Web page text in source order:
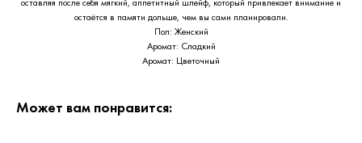
оставляя после себя мягкий, аппетитный шлейф, который привлекает внимание и
остаётся в памяти дольше, чем вы сами планировали.
Пол: Женский
Аромат: Сладкий
Аромат: Цветочный
Может вам понравится: